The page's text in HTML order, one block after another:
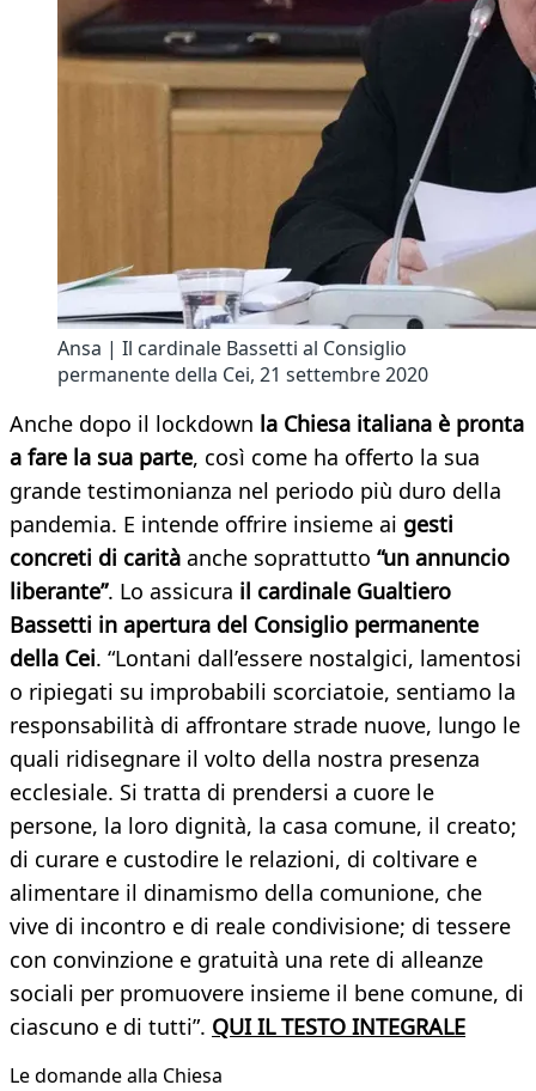
Ansa | Il cardinale Bassetti al Consiglio
permanente della Cei, 21 settembre 2020
Anche dopo il lockdown la Chiesa italiana è pronta
a fare la sua parte, così come ha offerto la sua
grande testimonianza nel periodo più duro della
pandemia. E intende offrire insieme ai gesti
concreti di carità anche soprattutto “un annuncio
liberante”. Lo assicura il cardinale Gualtiero
Bassetti in apertura del Consiglio permanente
della Cei. “Lontani dall’essere nostalgici, lamentosi
o ripiegati su improbabili scorciatoie, sentiamo la
responsabilità di affrontare strade nuove, lungo le
quali ridisegnare il volto della nostra presenza
ecclesiale. Si tratta di prendersi a cuore le
persone, la loro dignità, la casa comune, il creato;
di curare e custodire le relazioni, di coltivare e
alimentare il dinamismo della comunione, che
vive di incontro e di reale condivisione; di tessere
con convinzione e gratuità una rete di alleanze
sociali per promuovere insieme il bene comune, di
ciascuno e di tutti”. QUI IL TESTO INTEGRALE
Le domande alla Chiesa